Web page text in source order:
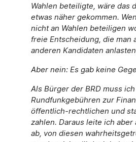
Wahlen beteiligte, wäre das
etwas näher gekommen.
nicht an Wahlen beteiligen
freie Entscheidung, die man
anderen Kandidaten
Aber nein: Es gab keine
Als Bürger der BRD muss
Rundfunkgebühren zur
öffentlich-rechtlichen und
zahlen. Daraus leite ich aber
ab, von diesen